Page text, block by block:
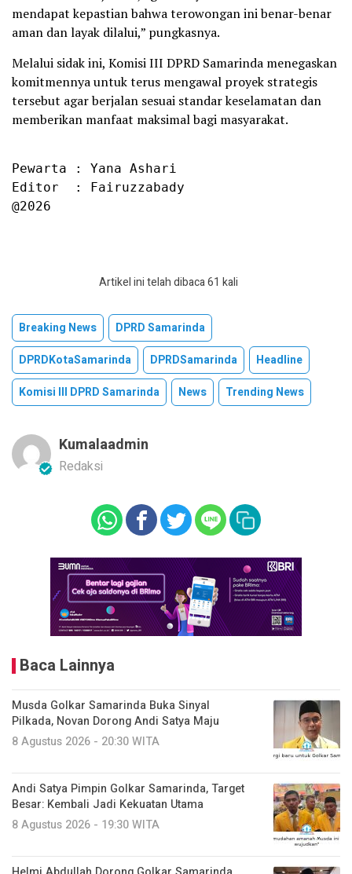
mendapat kepastian bahwa terowongan ini benar-benar
aman dan layak dilalui,” pungkasnya.
Melalui sidak ini, Komisi III DPRD Samarinda menegaskan
komitmennya untuk terus mengawal proyek strategis
tersebut agar berjalan sesuai standar keselamatan dan
memberikan manfaat maksimal bagi masyarakat.
Pewarta : Yana Ashari
Editor  : Fairuzzabady
@2026
Artikel ini telah dibaca 61 kali
Breaking News
DPRD Samarinda
DPRDKotaSamarinda
DPRDSamarinda
Headline
Komisi III DPRD Samarinda
News Trending News
Kumalaadmin
Redaksi
Baca Lainnya
Musda Golkar Samarinda Buka Sinyal
Pilkada, Novan Dorong Andi Satya Maju
8 Agustus 2026 - 20:30 WITA
Andi Satya Pimpin Golkar Samarinda, Target
Besar: Kembali Jadi Kekuatan Utama
8 Agustus 2026 - 19:30 WITA